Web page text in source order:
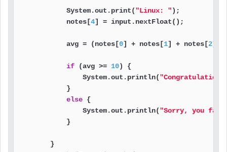
            System.out.print(
"Linux: "
            notes[
4] =
            avg = (notes[
0] + notes[1] + notes[2] +
if (avg >= 10)
                System.out.println(
            }
else
                System.out.println(
"Sorry, you
            }
        }